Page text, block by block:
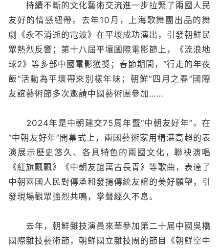
持續不斷的文化藝術交流進一步拉緊了兩國人民
友好的情感紐帶。去年10月，上海歌舞團出品的舞
劇《永不消逝的電波》在平壤成功演出，引發朝鮮民
眾熱烈反響；第十八屆平壤國際電影節上，《流浪地
球2》等多部中國電影獲獎；春節期間，“行走的年夜
飯”活動為平壤帶來別樣年味；朝鮮“四月之春”國際
友誼藝術節多次邀請中國藝術團參加……
2024年是中朝建交75周年暨“中朝友好年”。在
“中朝友好年”開幕式上，兩國藝術家用精湛高超的表
演展示歷史悠久、各具特色的兩國文化，聯袂演唱
《紅旗飄飄》《中朝友誼萬古長青》等歌曲，表達了
中朝兩國人民對傳承和發揚傳統友誼的美好願望，引
發現場觀眾強烈共鳴，掌聲經久不息。
去年，朝鮮雜技演員來華參加第二十屆中國吳橋
國際雜技藝術節，朝鮮國立雜技團的節目《朝鮮空中